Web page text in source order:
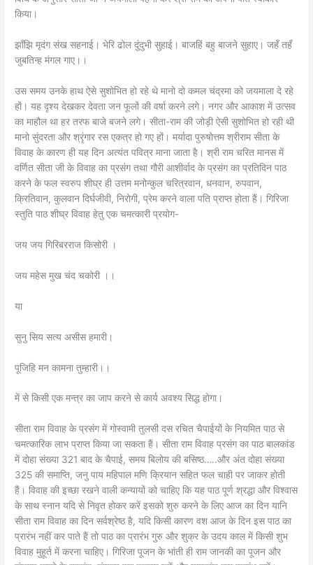
किया।
झाँझि मृदंग संख सहनाई। भेरि ढोल दुंदुभी सुहाई। बाजहिं बहु बाजने सुहाए। जहँ तहँ
जुबतिन्ह मंगल गाए।।
उस समय उनके हाथ ऐसे सुशोभित हो रहे थे मानो दो कमल चंद्रमा को जयमाला दे रहे
हों। यह दृश्य देखकर देवता जन फूलों की वर्षा करने लगे। नगर और आकाश में उत्सव
का माहौल था हर तरफ बाजे बजने लगे। सीता-राम की जोड़ी ऐसी सुशोभित हो रही थी
मानो सुंदरता और श्रृंगार रस एकत्र हो गए हों। मर्यादा पुरुषोत्तम श्रीराम सीता के
विवाह के कारण ही यह दिन अत्यंत पवित्र माना जाता है। श्री राम चरित मानस में
वर्णित सीता जी के विवाह का प्रसंग तथा गौरी आशीर्वाद के प्रसंग का प्रतिदिन पाठ
करने के फल स्वरुप शीघ्र ही उत्तम मनोन्कुल चरित्रवान, धनवान, रुपवान,
क्रितिवान, कुलवान दिर्घजीवी, निरोगी, प्रेम करने वाला पति प्राप्त होता हैं। गिरिजा
स्तुति पाठ शीघ्र विवाह हेतु एक चमत्कारी प्रयोग-
जय जय गिरिबरराज किसोरी ।
जय महेस मुख चंद चकोरी ।।
या
सुनु सिय सत्य असीस हमारी।
पूजिहि मन कामना तुम्हारी।।
में से किसी एक मन्त्र का जाप करने से कार्य अवश्य सिद्ध होगा।
सीता राम विवाह के प्रसंग में गोस्वामी तुलसी दस रचित चैपाईयों के नियमित पाठ से
चमत्कारिक लाभ प्राप्त किया जा सकता हैं। सीता राम विवाह प्रसंग का पाठ बालकांड
में दोहा संख्या 321 बाद के चैपाई, समय बिलोय की बसिष्ठ…..और अंत दोहा संख्या
325 की समाप्ति, जनु पाय महिपाल मणि क्रियान सहित फल चाही पर जाकर होती
हैं। विवाह की इच्छा रखने वाली कन्यायों को चाहिए कि यह पाठ पूर्ण श्रद्धा और विश्वास
के साथ स्नान यदि से निवृत होकर करें इसको शुरु करने के लिए आज का दिन यानि
सीता राम विवाह का दिन सर्वश्रेष्ठ है, यदि किसी कारण वश आज के दिन इस पाठ का
प्रारंभ नहीं कर पाते हैं तो पाठ का प्रारंभ गुरु और शुक्र के उदय काल में किसी शुभ
विवाह मुहूर्त में करना चाहिए। गिरिजा पूजन के भांती ही राम जानकी का पूजन और